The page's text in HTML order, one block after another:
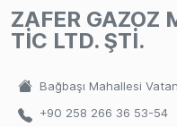
ZAFER GAZOZ
TİC LTD. ŞTİ.
Bağbaşı Mahallesi
+90 258 266 36 53-54